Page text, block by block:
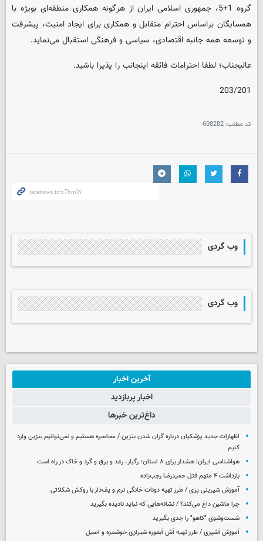
گروه 1+5، جمهوری اسلامی ایران از هرگونه همکاری منطقه‌ای بویژه با
همسایگان براساس احترام متقابل و همکاری برای ایجاد امنیت، پیشرفت
و توسعه همه جانبه اقتصادی، سیاسی و فرهنگی استقبال می‌نماید.
عالیجناب؛ لطفا احترامات فائقه اینجانب را پذیرا باشید.
203/201
کد مطلب: 608282
وب گردی
وب گردی
آخرین اخبار
اخبار پربازدید
داغ‌ترین خبرها
اظهارات جدید پزشکیان درباره گران شدن بنزین / محاصره هستیم و نمی‌توانیم بنزین وارد
کنیم
هواشناسی ایران| هشدار برای ۸ استان؛ رگبار، رعد و برق و گرد و خاک در راه است
بازداشت ۴ متهم قتل حمیدرضا رجب‌زاده
آموزش شیرینی پزی / طرز تهیه دونات خانگی نرم و پف‌دار با روکش شکلاتی
چرا ماشین داغ می‌کند؟ / نشانه‌هایی که نباید نادیده بگیرید
شست‌وشوی "کاهو" را جدی بگیرید
آموزش آشپزی / طرز تهیه آش آبغوره شیرازی خوشمزه و اصیل